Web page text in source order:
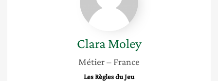
Clara Moley
Métier– France
Les Règles du Jeu